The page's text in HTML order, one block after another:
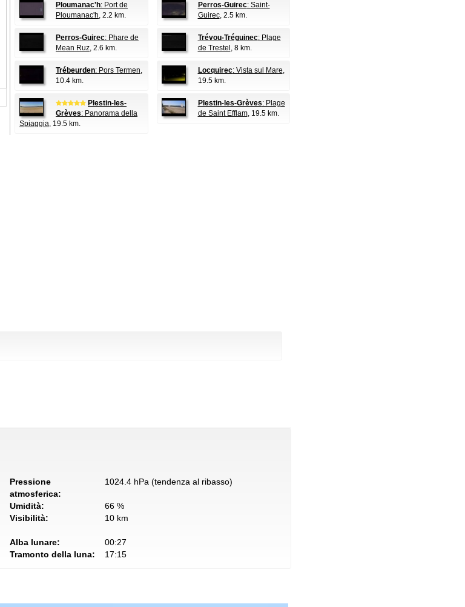
Ploumanac'h: Port de
Ploumanac'h, 2.2 km.
Perros-Guirec: Saint-
Guirec, 2.5 km.
Perros-Guirec: Phare de
Mean Ruz, 2.6 km.
Trévou-Tréguinec: Plage
de Trestel , 8 km.
Trébeurden: Pors Termen,
10.4 km.
Locquirec: Vista sul Mare,
19.5 km.
Plestin-les-
Grèves: Panorama della
Spiaggia, 19.5 km.
Plestin-les-Grèves: Plage
de Saint Efflam, 19.5 km.
Pressione
atmosferica:
1024.4 hPa (tendenza al ribasso)
Umidità:
66 %
Visibilità:
10 km
Alba lunare:
00:27
Tramonto della luna:
17:15